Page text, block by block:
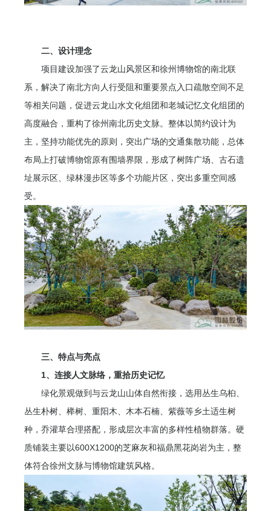
二、设计理念
项目建设加强了云龙山风景区和徐州博物馆的南北联
系，解决了南北方向人行受阻和重要景点入口疏散空间不足
等相关问题，促进云龙山水文化组团和老城记忆文化组团的
高度融合，重构了徐州南北历史文脉。整体以简约设计为
主，坚持功能优先的原则，突出广场的交通集散功能，总体
布局上打破博物馆原有围墙界限，形成了树阵广场、古石遗
址展示区、绿林漫步区等多个功能片区，突出多重空间感
受。
三、特点与亮点
1、连接人文脉络，重拾历史记忆
绿化景观做到与云龙山山体自然衔接，选用丛生乌桕、
丛生朴树、榉树、重阳木、木本石楠、紫薇等乡土适生树
种，乔灌草合理搭配，形成层次丰富的多样性植物群落。硬
质铺装主要以600X1200的芝麻灰和福鼎黑花岗岩为主，整
体符合徐州文脉与博物馆建筑风格。